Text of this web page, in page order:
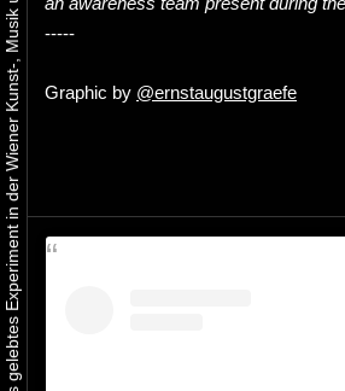
-----
Graphic by @ernstaugustgraefe